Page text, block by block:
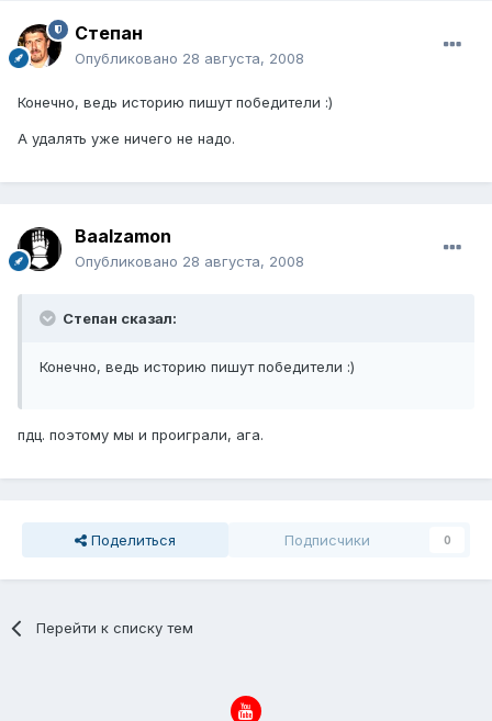
Степан
Опубликовано 28 августа, 2008
Конечно, ведь историю пишут победители :)
А удалять уже ничего не надо.
Baalzamon
Опубликовано 28 августа, 2008
Степан сказал:
Конечно, ведь историю пишут победители :)
пдц. поэтому мы и проиграли, ага.
Поделиться Подписчики 0
Перейти к списку тем